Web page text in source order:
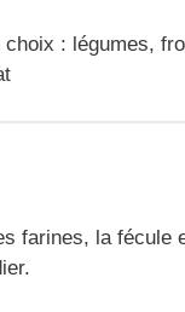
choix : légumes,
farines, la fécule